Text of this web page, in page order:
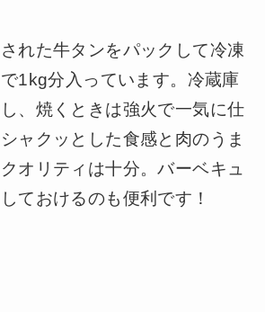
れた牛タンをパックして冷凍
1kg分入っています。冷蔵庫
、焼くときは強火で一気に仕
ャクッとした食感と肉のうま
オリティは十分。バーベキュ
ておけるのも便利です！